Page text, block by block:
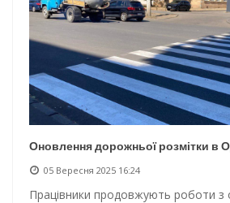
Оновлення дорожньої розмітки в
05 Вересня 2025 16:24
Працівники продовжують роботи з